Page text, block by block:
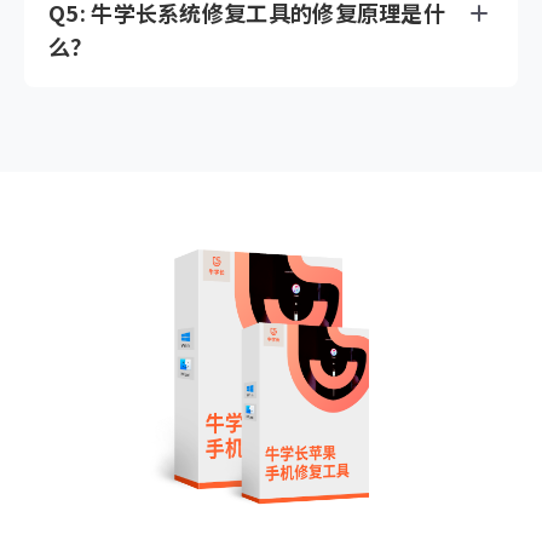
Q5: 牛学长系统修复工具的修复原理是什
么？